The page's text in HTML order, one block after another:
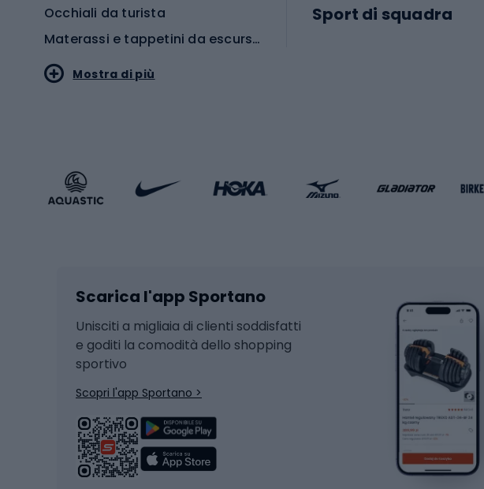
Occhiali da turista
Materassi e tappetini da escursionismo
Accessori Sportstyle
Sci di fondo
Hockey
Snowboard
Skitouring
Pattini da ghiaccio
Biciclette
Sport di squadra
Abbigliamento da basket
Sci da sci alpinismo
Scarponi da sci alpinismo
Bastoncini da sci alpinismo
Mostra di più
Scarica l'app Sportano
Unisciti a migliaia di clienti soddisfatti
e goditi la comodità dello shopping
sportivo
Scopri l'app Sportano >